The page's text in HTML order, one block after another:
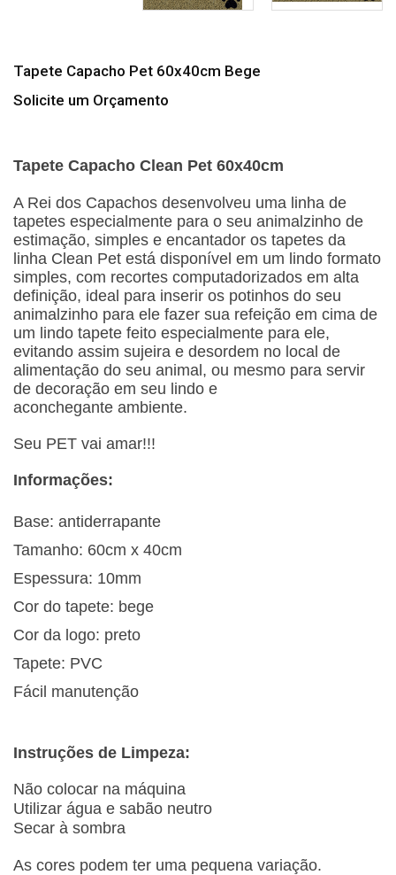
Tapete Capacho Pet 60x40cm Bege
Solicite um Orçamento
Tapete Capacho Clean Pet 60x40cm
A Rei dos Capachos desenvolveu uma linha de
tapetes especialmente para o seu animalzinho de
estimação, simples e encantador os tapetes da
linha Clean Pet está disponível em um lindo formato
simples, com recortes computadorizados em alta
definição, ideal para inserir os potinhos do seu
animalzinho para ele fazer sua refeição em cima de
um lindo tapete feito especialmente para ele,
evitando assim sujeira e desordem no local de
alimentação do seu animal, ou mesmo para servir
de decoração em seu lindo e
aconchegante ambiente.
Seu PET vai amar!!!
Informações:
Base: antiderrapante
Tamanho: 60cm x 40cm
Espessura: 10mm
Cor do tapete: bege
Cor da logo: preto
Tapete: PVC
Fácil manutenção
Instruções de Limpeza:
Não colocar na máquina
Utilizar água e sabão neutro
Secar à sombra
As cores podem ter uma pequena variação.